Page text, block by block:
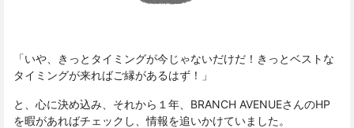
「いや、きっとタイミングが今じゃないだけだ！きっとベストな
タイミングが来ればご縁があるはず！」
と、心に決め込み、それから１年、BRANCH AVENUEさんのHP
を暇があればチェックし、情報を追いかけていました。